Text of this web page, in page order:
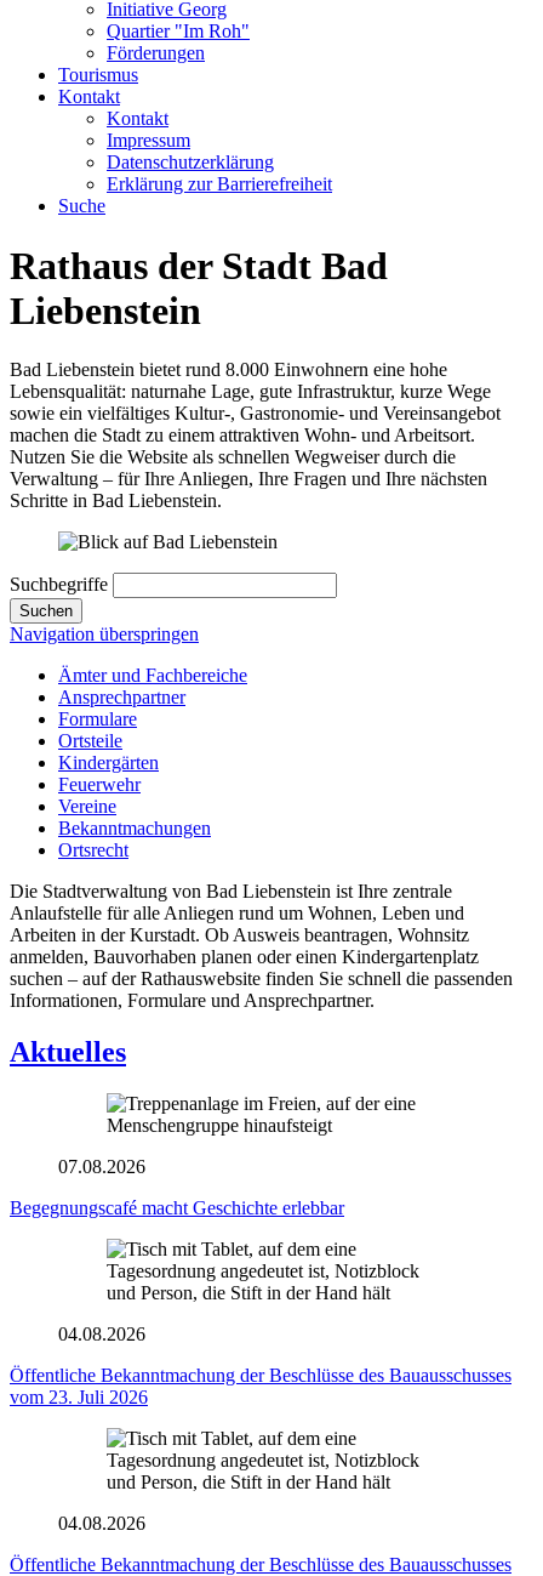
Initiative Georg
Quartier "Im Roh"
Förderungen
Tourismus
Kontakt
Kontakt
Impressum
Datenschutzerklärung
Erklärung zur Barrierefreiheit
Suche
Rathaus der Stadt Bad
Liebenstein
Bad Liebenstein bietet rund 8.000 Einwohnern eine hohe
Lebensqualität: naturnahe Lage, gute Infrastruktur, kurze Wege
sowie ein vielfältiges Kultur-, Gastronomie- und Vereinsangebot
machen die Stadt zu einem attraktiven Wohn- und Arbeitsort.
Nutzen Sie die Website als schnellen Wegweiser durch die
Verwaltung – für Ihre Anliegen, Ihre Fragen und Ihre nächsten
Schritte in Bad Liebenstein.
Suchbegriffe
Suchen
Navigation überspringen
Ämter und Fachbereiche
Ansprechpartner
Formulare
Ortsteile
Kindergärten
Feuerwehr
Vereine
Bekanntmachungen
Ortsrecht
Die Stadtverwaltung von Bad Liebenstein ist Ihre zentrale
Anlaufstelle für alle Anliegen rund um Wohnen, Leben und
Arbeiten in der Kurstadt. Ob Ausweis beantragen, Wohnsitz
anmelden, Bauvorhaben planen oder einen Kindergartenplatz
suchen – auf der Rathauswebsite finden Sie schnell die passenden
Informationen, Formulare und Ansprechpartner.
Aktuelles
07.08.2026
Begegnungscafé macht Geschichte erlebbar
04.08.2026
Öffentliche Bekanntmachung der Beschlüsse des Bauausschusses
vom 23. Juli 2026
04.08.2026
Öffentliche Bekanntmachung der Beschlüsse des Bauausschusses